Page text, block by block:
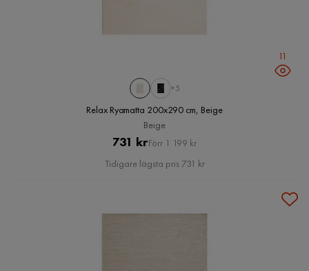
11
+5
Relax Ryamatta 200x290 cm, Beige
Beige
Pris
731 kr Original
Pris
Förr 1 199 kr
Tidigare lägsta pris 731 kr